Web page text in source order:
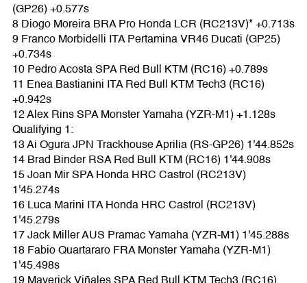
(GP26) +0.577s
8 Diogo Moreira BRA Pro Honda LCR (RC213V)* +0.713s
9 Franco Morbidelli ITA Pertamina VR46 Ducati (GP25)
+0.734s
10 Pedro Acosta SPA Red Bull KTM (RC16) +0.789s
11 Enea Bastianini ITA Red Bull KTM Tech3 (RC16)
+0.942s
12 Alex Rins SPA Monster Yamaha (YZR-M1) +1.128s
Qualifying 1:
13 Ai Ogura JPN Trackhouse Aprilia (RS-GP26) 1'44.852s
14 Brad Binder RSA Red Bull KTM (RC16) 1'44.908s
15 Joan Mir SPA Honda HRC Castrol (RC213V)
1'45.274s
16 Luca Marini ITA Honda HRC Castrol (RC213V)
1'45.279s
17 Jack Miller AUS Pramac Yamaha (YZR-M1) 1'45.288s
18 Fabio Quartararo FRA Monster Yamaha (YZR-M1)
1'45.498s